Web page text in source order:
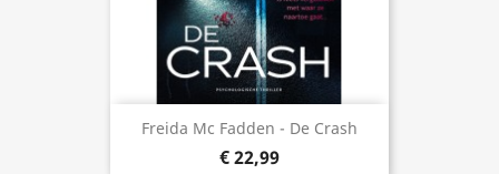
Freida Mc Fadden - De Crash
€ 22,99